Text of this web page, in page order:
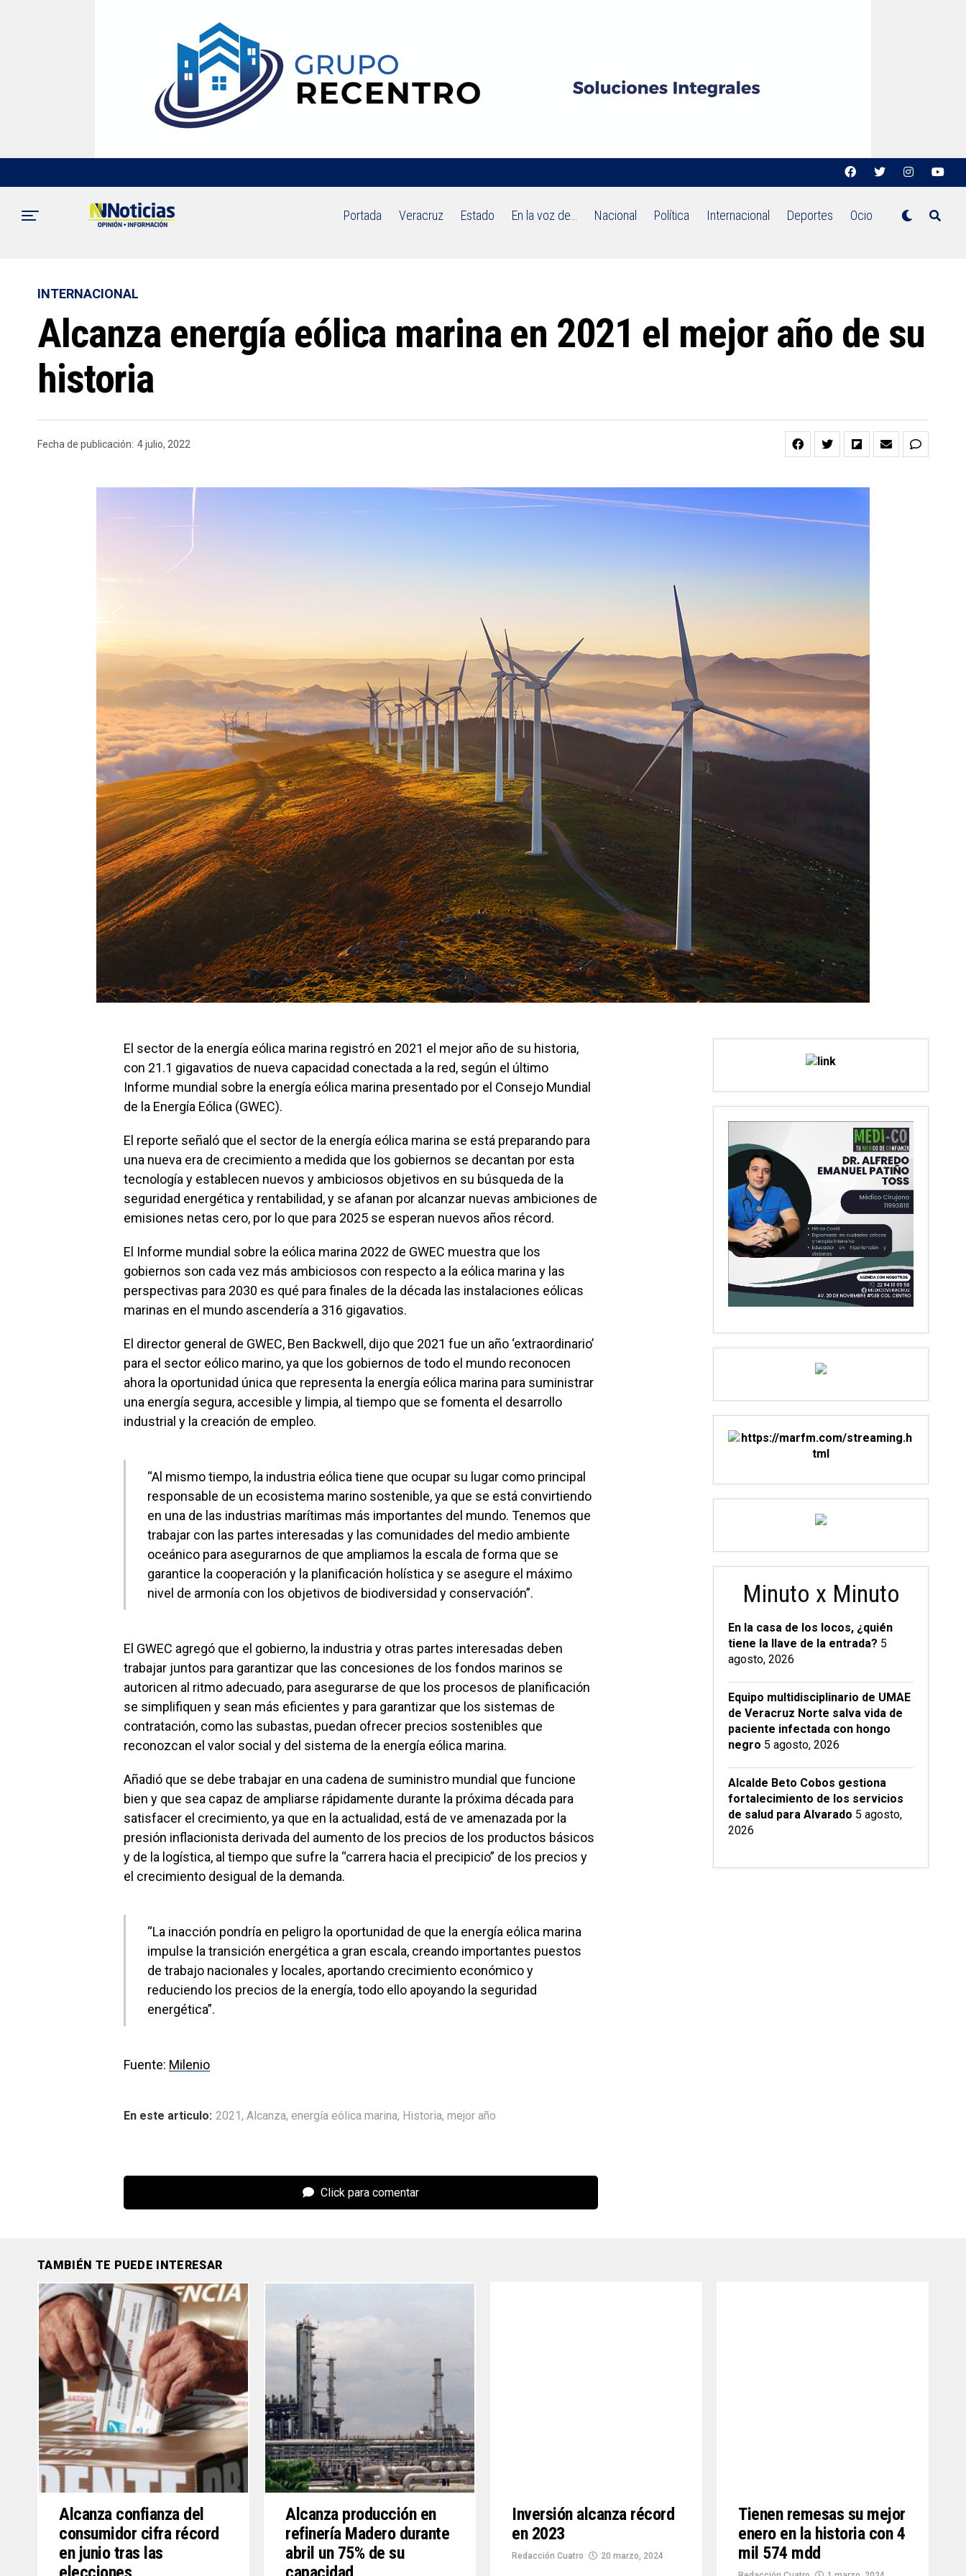
Portada Veracruz Estado En la voz de… Nacional Política Internacional Deportes Ocio
INTERNACIONAL
Alcanza energía eólica marina en 2021 el mejor año de su
historia
Fecha de publicación: 4 julio, 2022
El sector de la energía eólica marina registró en 2021 el mejor año de su historia,
con 21.1 gigavatios de nueva capacidad conectada a la red, según el último
Informe mundial sobre la energía eólica marina presentado por el Consejo Mundial
de la Energía Eólica (GWEC).
El reporte señaló que el sector de la energía eólica marina se está preparando para
una nueva era de crecimiento a medida que los gobiernos se decantan por esta
tecnología y establecen nuevos y ambiciosos objetivos en su búsqueda de la
seguridad energética y rentabilidad, y se afanan por alcanzar nuevas ambiciones de
emisiones netas cero, por lo que para 2025 se esperan nuevos años récord.
El Informe mundial sobre la eólica marina 2022 de GWEC muestra que los
gobiernos son cada vez más ambiciosos con respecto a la eólica marina y las
perspectivas para 2030 es qué para finales de la década las instalaciones eólicas
marinas en el mundo ascendería a 316 gigavatios.
El director general de GWEC, Ben Backwell, dijo que 2021 fue un año ‘extraordinario’
para el sector eólico marino, ya que los gobiernos de todo el mundo reconocen
ahora la oportunidad única que representa la energía eólica marina para suministrar
una energía segura, accesible y limpia, al tiempo que se fomenta el desarrollo
industrial y la creación de empleo.
“Al mismo tiempo, la industria eólica tiene que ocupar su lugar como principal
responsable de un ecosistema marino sostenible, ya que se está convirtiendo
en una de las industrias marítimas más importantes del mundo. Tenemos que
trabajar con las partes interesadas y las comunidades del medio ambiente
oceánico para asegurarnos de que ampliamos la escala de forma que se
garantice la cooperación y la planificación holística y se asegure el máximo
nivel de armonía con los objetivos de biodiversidad y conservación”.
El GWEC agregó que el gobierno, la industria y otras partes interesadas deben
trabajar juntos para garantizar que las concesiones de los fondos marinos se
autoricen al ritmo adecuado, para asegurarse de que los procesos de planificación
se simplifiquen y sean más eficientes y para garantizar que los sistemas de
contratación, como las subastas, puedan ofrecer precios sostenibles que
reconozcan el valor social y del sistema de la energía eólica marina.
Añadió que se debe trabajar en una cadena de suministro mundial que funcione
bien y que sea capaz de ampliarse rápidamente durante la próxima década para
satisfacer el crecimiento, ya que en la actualidad, está de ve amenazada por la
presión inflacionista derivada del aumento de los precios de los productos básicos
y de la logística, al tiempo que sufre la “carrera hacia el precipicio” de los precios y
el crecimiento desigual de la demanda.
“La inacción pondría en peligro la oportunidad de que la energía eólica marina
impulse la transición energética a gran escala, creando importantes puestos
de trabajo nacionales y locales, aportando crecimiento económico y
reduciendo los precios de la energía, todo ello apoyando la seguridad
energética”.
Fuente: Milenio
En este articulo: 2021 , Alcanza, energía eólica marina, Historia, mejor año
Click para comentar
Minuto x Minuto
En la casa de los locos, ¿quién
tiene la llave de la entrada? 5
agosto, 2026
Equipo multidisciplinario de UMAE
de Veracruz Norte salva vida de
paciente infectada con hongo
negro 5 agosto, 2026
Alcalde Beto Cobos gestiona
fortalecimiento de los servicios
de salud para Alvarado 5 agosto,
2026
TAMBIÉN TE PUEDE INTERESAR
Alcanza confianza del
consumidor cifra récord
en junio tras las
Alcanza producción en
refinería Madero durante
abril un 75% de su
Inversión alcanza récord
en 2023
Redacción Cuatro 20 marzo, 2024
Tienen remesas su mejor
enero en la historia con 4
mil 574 mdd